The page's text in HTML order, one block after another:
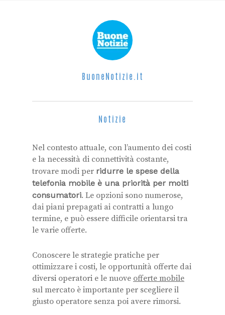
BuoneNotizie.it
Notizie
Nel contesto attuale, con l’aumento dei costi
e la necessità di connettività costante,
trovare modi per ridurre le spese della
telefonia mobile è una priorità per molti
consumatori. Le opzioni sono numerose,
dai piani prepagati ai contratti a lungo
termine, e può essere difficile orientarsi tra
le varie offerte.
Conoscere le strategie pratiche per
ottimizzare i costi, le opportunità offerte dai
diversi operatori e le nuove offerte mobile
sul mercato è importante per scegliere il
giusto operatore senza poi avere rimorsi.